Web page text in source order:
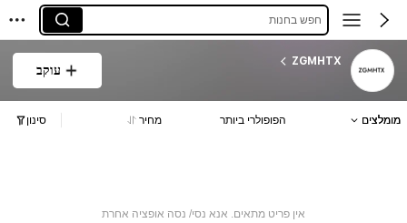
חפש בחנות
ZGMHTX
עוקב
מומלצים הפופולרי ביותר מחיר סינון
אין פריט מתאים. אנא נסי/ נסה אופציה אחרת